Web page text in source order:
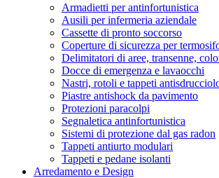
Armadietti per antinfortunistica
Ausili per infermeria aziendale
Cassette di pronto soccorso
Coperture di sicurezza per
Delimitatori di aree, transenne,
Docce di emergenza e lavaocchi
Nastri, rotoli e tappeti
Piastre antishock da pavimento
Protezioni paracolpi
Segnaletica antinfortunistica
Sistemi di protezione dal gas radon
Tappeti antiurto modulari
Tappeti e pedane isolanti
Arredamento e Design